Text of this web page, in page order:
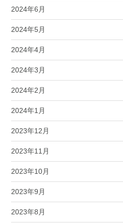
2024年6月
2024年5月
2024年4月
2024年3月
2024年2月
2024年1月
2023年12月
2023年11月
2023年10月
2023年9月
2023年8月